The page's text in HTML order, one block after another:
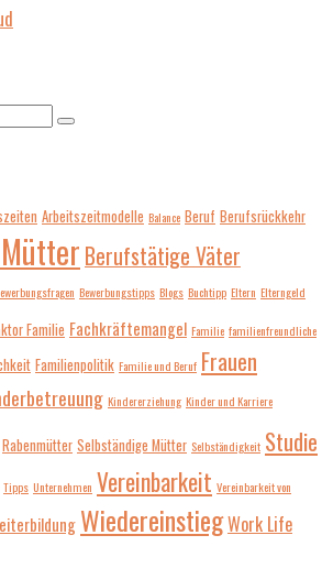
Arbeitszeitmodelle Balance Beruf Berufsrückkehr
Berufstätige Väter
Bewerbungstipps Blogs Buchtipp Eltern Elterngeld
Familie Fachkräftemangel Familie familienfreundliche
Familienpolitik Familie und Beruf Frauen
Kindererziehung Kinder und Karriere
Rabenmütter Selbständige Mütter Selbständigkeit Studie
Tipps Unternehmen Vereinbarkeit Vereinbarkeit von
WiedereinstiegWork Life